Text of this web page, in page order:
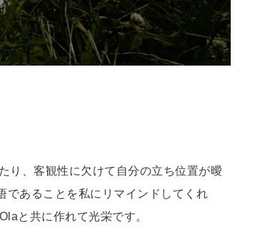
り、客観性に欠けて自分の立ち位置が曖
であることを私にリマインドしてくれ
と共に作れて光栄です。